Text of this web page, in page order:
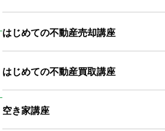
はじめての不動産売却講座
はじめての不動産買取講座
空き家講座